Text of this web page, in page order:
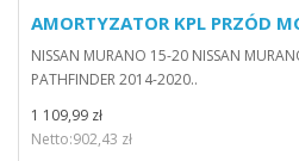
AMORTYZATOR KPL PRZÓD
NISSAN MURANO 15-20 NISSAN
PATHFINDER 2014-2020..
1 109,99 zł
Netto:902,43 zł